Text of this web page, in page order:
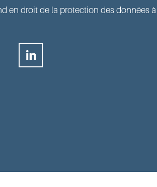
en droit de la protection des données